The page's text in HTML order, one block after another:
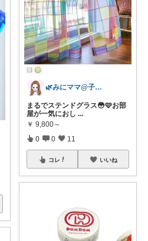
🌿みにママ@子育て×暮らしを楽しむ🌿
まるでステンドグラス😳🩷お部
屋が一気におし ...
￥ 9,800～
0 0 11
コレ いいね